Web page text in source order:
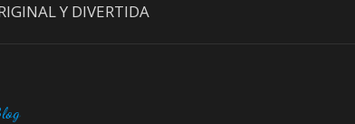
Y DIVERTIDA